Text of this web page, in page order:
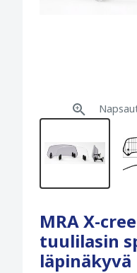
MRA X-
tuulilasin
läpinäkyvä